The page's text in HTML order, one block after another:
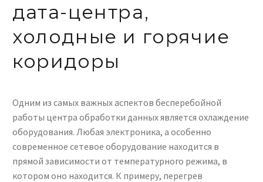
дата-центра,
холодные и горячие
коридоры
Одним из самых важных аспектов бесперебойной
работы центра обработки данных является охлаждение
оборудования. Любая электроника, а особенно
современное сетевое оборудование находится в
прямой зависимости от температурного режима, в
котором оно находится. К примеру, перегрев